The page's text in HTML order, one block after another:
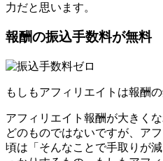
力だと思います。
報酬の振込手数料が無料
もしもアフィリエイトは報酬
アフィリエイト報酬が大きく
どのものではないですが、ア
頃は「そんなことで手取りが